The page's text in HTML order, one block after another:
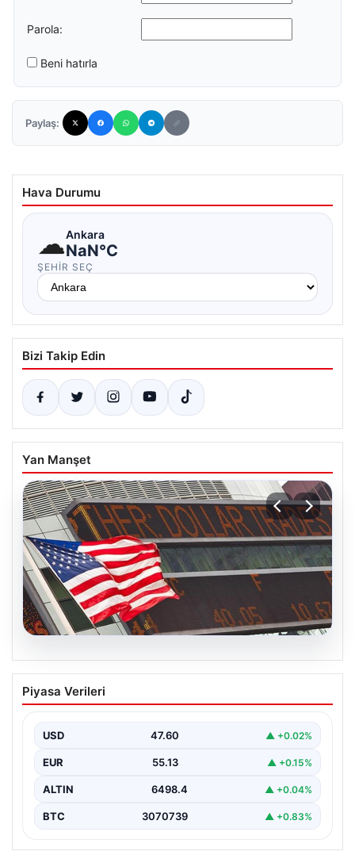
Parola:
Beni hatırla
Paylaş:
Hava Durumu
☁Ankara
NaN°C
ŞEHIR SEÇ
Bizi Takip Edin
Yan Manşet
04.08.2026
FED faiz kararı ne zaman açıklanacak?
Nisan ayı faiz beklentisi belli oldu
Piyasa Verileri
USD 47.60 ▲ +0.02%
EUR 55.13 ▲ +0.15%
ALTIN 6498.4 ▲ +0.04%
BTC 3070739 ▲ +0.83%